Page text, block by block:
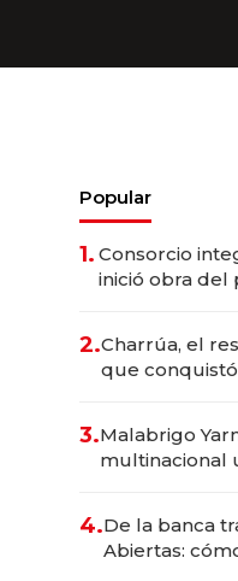
Popular
1. Consorcio
inició obra del
millones
2.Charrúa, el
que
prepara
3.Malabrigo
multinacional
4.De la banca
Abiertas: